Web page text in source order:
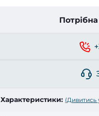
Характеристики: (Дивитись